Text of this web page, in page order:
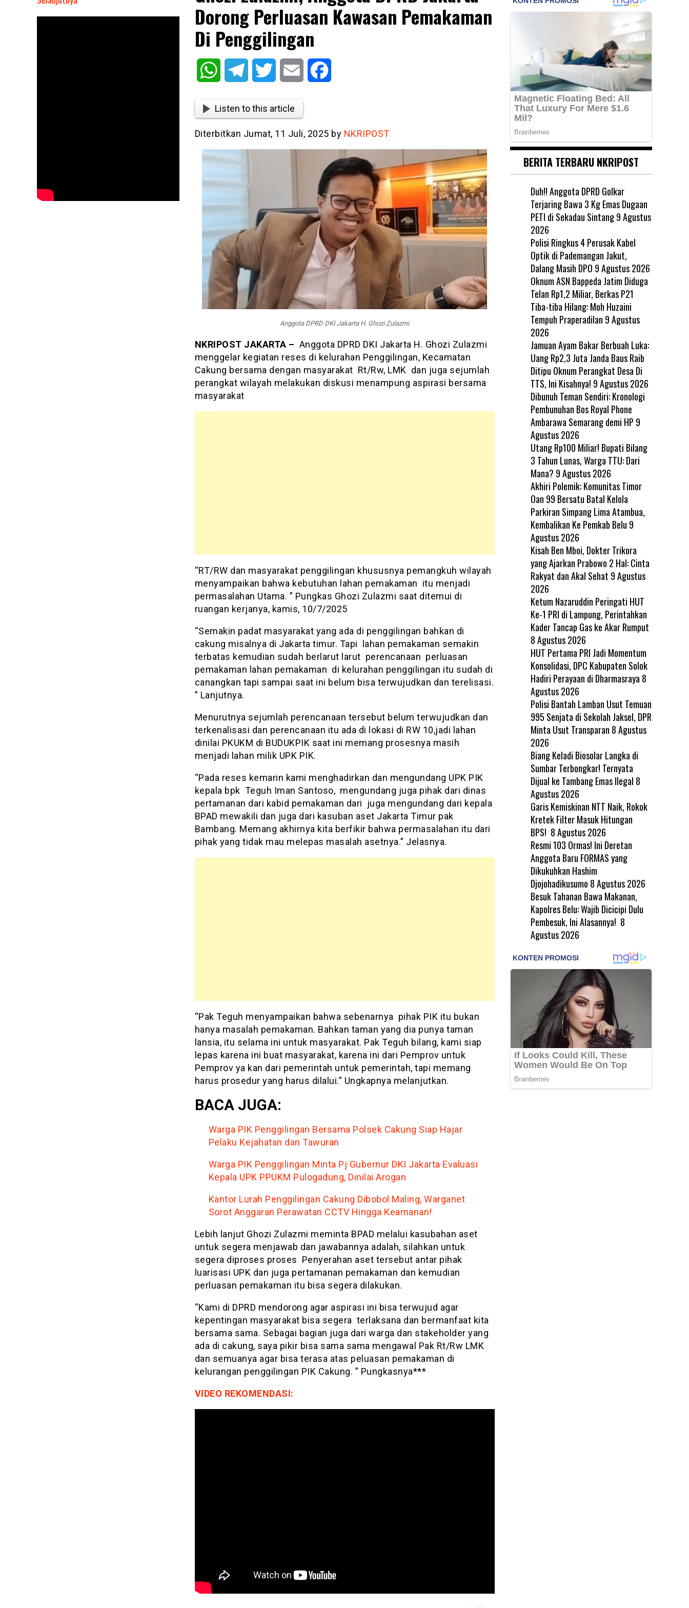
Dorong Perluasan Kawasan Pemakaman
Di Penggilingan
WhatsAppTelegram Twitter Email
Listen to this article
Diterbitkan Jumat, 11 Juli, 2025 by NKRIPOST
Anggota DPRD DKI Jakarta H. Ghozi Zulazmi
NKRIPOST JAKARTA – Anggota DPRD DKI Jakarta H. Ghozi Zulazmi
menggelar kegiatan reses di kelurahan Penggilingan, Kecamatan
Cakung bersama dengan masyarakat Rt/Rw, LMK dan juga sejumlah
perangkat wilayah melakukan diskusi menampung aspirasi bersama
masyarakat
“RT/RW dan masyarakat penggilingan khususnya pemangkuh wilayah
menyampaikan bahwa kebutuhan lahan pemakaman itu menjadi
permasalahan Utama. ” Pungkas Ghozi Zulazmi saat ditemui di
ruangan kerjanya, kamis, 10/7/2025
“Semakin padat masyarakat yang ada di penggilingan bahkan di
cakung misalnya di Jakarta timur. Tapi lahan pemakaman semakin
terbatas kemudian sudah berlarut larut perencanaan perluasan
pemakaman lahan pemakaman di kelurahan penggilingan itu sudah di
canangkan tapi sampai saat ini belum bisa terwujudkan dan terelisasi.
” Lanjutnya.
Menurutnya sejumlah perencanaan tersebut belum terwujudkan dan
terkenalisasi dan perencanaan itu ada di lokasi di RW 10,jadi lahan
dinilai PKUKM di BUDUKPIK saat ini memang prosesnya masih
menjadi lahan milik UPK PIK.
“Pada reses kemarin kami menghadirkan dan mengundang UPK PIK
kepala bpk Teguh Iman Santoso, mengundang juga pihak dari dinas
pertamanan dari kabid pemakaman dari juga mengundang dari kepala
BPAD mewakili dan juga dari kasuban aset Jakarta Timur pak
Bambang. Memang akhirnya kita berfikir bahwa permasalahan itu dari
pihak yang tidak mau melepas masalah asetnya.” Jelasnya.
“Pak Teguh menyampaikan bahwa sebenarnya pihak PIK itu bukan
hanya masalah pemakaman. Bahkan taman yang dia punya taman
lansia, itu selama ini untuk masyarakat. Pak Teguh bilang, kami siap
lepas karena ini buat masyarakat, karena ini dari Pemprov untuk
Pemprov ya kan dari pemerintah untuk pemerintah, tapi memang
harus prosedur yang harus dilalui.” Ungkapnya melanjutkan.
BACA JUGA:
Warga PIK Penggilingan Bersama Polsek Cakung Siap Hajar
Pelaku Kejahatan dan Tawuran
Warga PIK Penggilingan Minta Pj Gubernur DKI Jakarta Evaluasi
Kepala UPK PPUKM Pulogadung, Dinilai Arogan
Kantor Lurah Penggilingan Cakung Dibobol Maling, Warganet
Sorot Anggaran Perawatan CCTV Hingga Keamanan!
Lebih lanjut Ghozi Zulazmi meminta BPAD melalui kasubahan aset
untuk segera menjawab dan jawabannya adalah, silahkan untuk
segera diproses proses Penyerahan aset tersebut antar pihak
luarisasi UPK dan juga pertamanan pemakaman dan kemudian
perluasan pemakaman itu bisa segera dilakukan.
“Kami di DPRD mendorong agar aspirasi ini bisa terwujud agar
kepentingan masyarakat bisa segera terlaksana dan bermanfaat kita
bersama sama. Sebagai bagian juga dari warga dan stakeholder yang
ada di cakung, saya pikir bisa sama sama mengawal Pak Rt/Rw LMK
dan semuanya agar bisa terasa atas peluasan pemakaman di
kelurangan penggilingan PIK Cakung. ” Pungkasnya***
VIDEO REKOMENDASI:
BERITA TERBARU NKRIPOST
Duh!! Anggota DPRD Golkar
Terjaring Bawa 3 Kg Emas Dugaan
PETI di Sekadau Sintang 9 Agustus
2026
Polisi Ringkus 4 Perusak Kabel
Optik di Pademangan Jakut,
Dalang Masih DPO 9 Agustus 2026
Oknum ASN Bappeda Jatim Diduga
Telan Rp1,2 Miliar, Berkas P21
Tiba-tiba Hilang: Moh Huzaini
Tempuh Praperadilan 9 Agustus
2026
Jamuan Ayam Bakar Berbuah Luka:
Uang Rp2,3 Juta Janda Baus Raib
Ditipu Oknum Perangkat Desa Di
TTS, Ini Kisahnya! 9 Agustus 2026
Dibunuh Teman Sendiri: Kronologi
Pembunuhan Bos Royal Phone
Ambarawa Semarang demi HP 9
Agustus 2026
Utang Rp100 Miliar! Bupati Bilang
3 Tahun Lunas, Warga TTU: Dari
Mana? 9 Agustus 2026
Akhiri Polemik: Komunitas Timor
Oan 99 Bersatu Batal Kelola
Parkiran Simpang Lima Atambua,
Kembalikan Ke Pemkab Belu 9
Agustus 2026
Kisah Ben Mboi, Dokter Trikora
yang Ajarkan Prabowo 2 Hal: Cinta
Rakyat dan Akal Sehat 9 Agustus
2026
Ketum Nazaruddin Peringati HUT
Ke-1 PRI di Lampung, Perintahkan
Kader Tancap Gas ke Akar Rumput
8 Agustus 2026
HUT Pertama PRI Jadi Momentum
Konsolidasi, DPC Kabupaten Solok
Hadiri Perayaan di Dharmasraya 8
Agustus 2026
Polisi Bantah Lamban Usut Temuan
995 Senjata di Sekolah Jaksel, DPR
Minta Usut Transparan 8 Agustus
2026
Biang Keladi Biosolar Langka di
Sumbar Terbongkar! Ternyata
Dijual ke Tambang Emas Ilegal 8
Agustus 2026
Garis Kemiskinan NTT Naik, Rokok
Kretek Filter Masuk Hitungan
BPS! 8 Agustus 2026
Resmi 103 Ormas! Ini Deretan
Anggota Baru FORMAS yang
Dikukuhkan Hashim
Djojohadikusumo 8 Agustus 2026
Besuk Tahanan Bawa Makanan,
Kapolres Belu: Wajib Dicicipi Dulu
Pembesuk, Ini Alasannya! 8
Agustus 2026